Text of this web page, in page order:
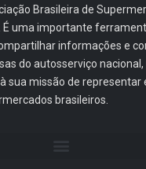
Brasileira de
É uma importante
informações e
do autosserviço nacional,
sua missão de representar
brasileiros.